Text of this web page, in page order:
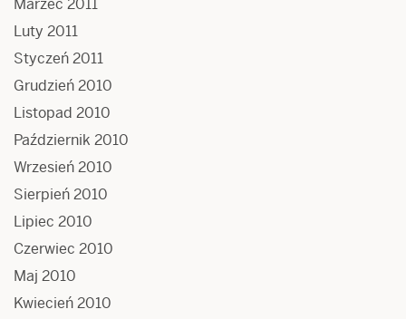
Marzec 2011
Luty 2011
Styczeń 2011
Grudzień 2010
Listopad 2010
Październik 2010
Wrzesień 2010
Sierpień 2010
Lipiec 2010
Czerwiec 2010
Maj 2010
Kwiecień 2010